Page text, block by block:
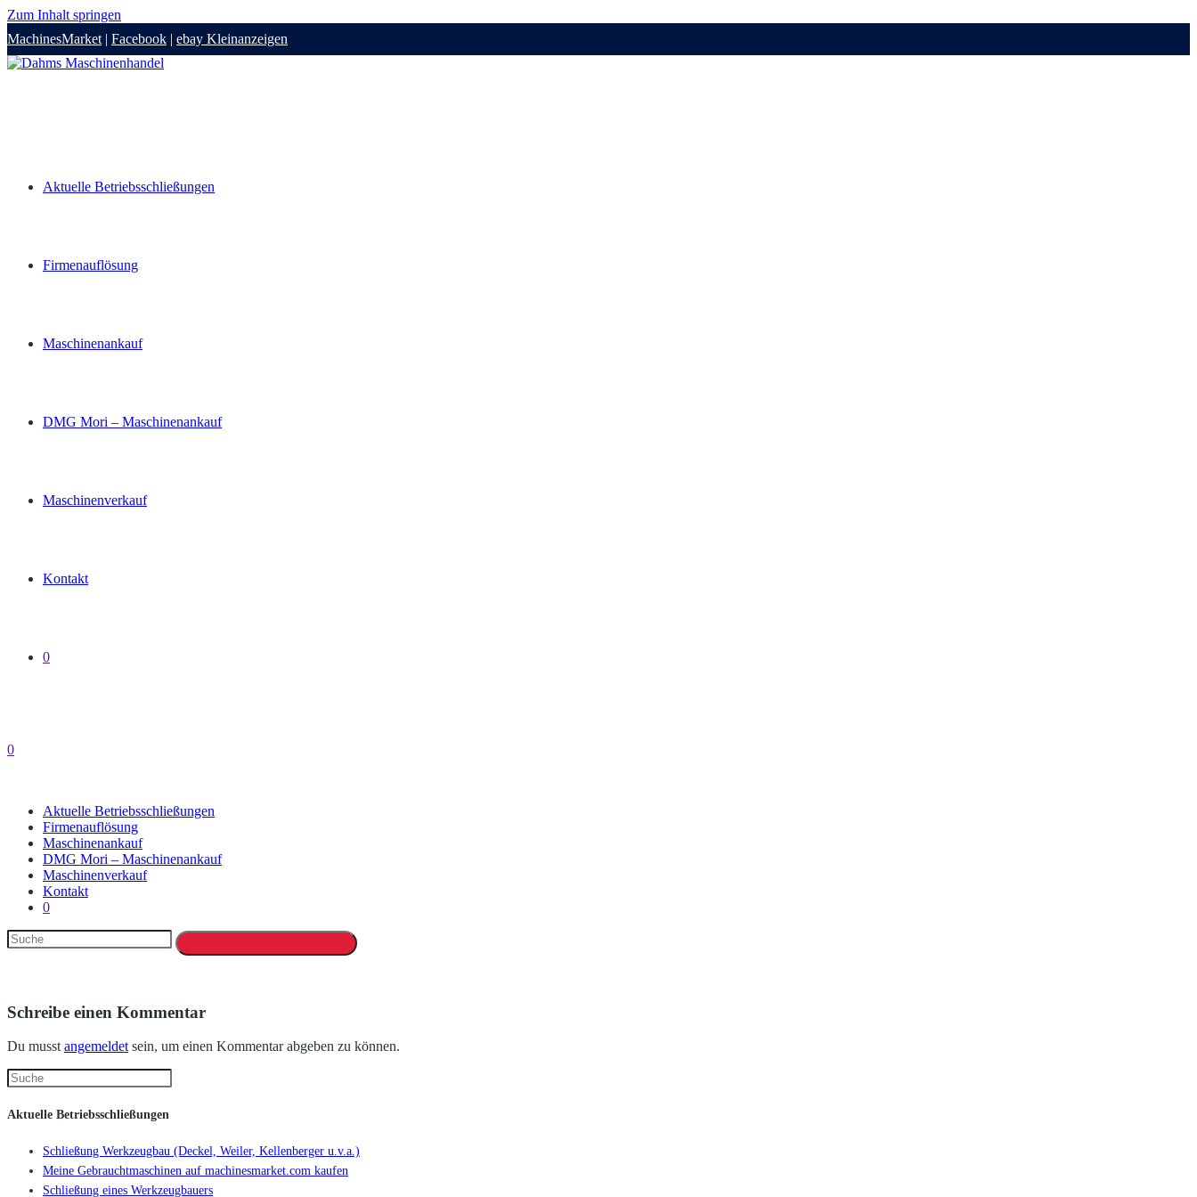
Zum Inhalt springen
MachinesMarket | Facebook | ebay Kleinanzeigen
Aktuelle Betriebsschließungen
Firmenauflösung
Maschinenankauf
DMG Mori – Maschinenankauf
Maschinenverkauf
Kontakt
0
0
Aktuelle Betriebsschließungen
Firmenauflösung
Maschinenankauf
DMG Mori – Maschinenankauf
Maschinenverkauf
Kontakt
0
Schreibe einen Kommentar
Du musstangemeldetsein, um einen Kommentar abgeben zu können.
Aktuelle Betriebsschließungen
Schließung Werkzeugbau (Deckel, Weiler, Kellenberger u.v.a.)
Meine Gebrauchtmaschinen auf machinesmarket.com kaufen
Schließung eines Werkzeugbauers